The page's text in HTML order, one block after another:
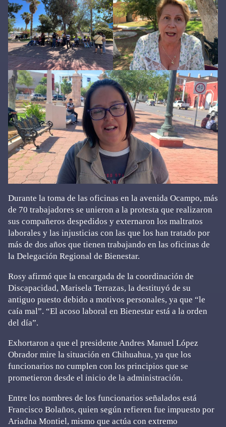
Durante la toma de las oficinas en la avenida Ocampo, más
de 70 trabajadores se unieron a la protesta que realizaron
sus compañeros despedidos y externaron los maltratos
laborales y las injusticias con las que los han tratado por
más de dos años que tienen trabajando en las oficinas de
la Delegación Regional de Bienestar.
Rosy afirmó que la encargada de la coordinación de
Discapacidad, Marisela Terrazas, la destituyó de su
antiguo puesto debido a motivos personales, ya que “le
caía mal”. “El acoso laboral en Bienestar está a la orden
del día”.
Exhortaron a que el presidente Andres Manuel López
Obrador mire la situación en Chihuahua, ya que los
funcionarios no cumplen con los principios que se
prometieron desde el inicio de la administración.
Entre los nombres de los funcionarios señalados está
Francisco Bolaños, quien según refieren fue impuesto por
Ariadna Montiel, mismo que actúa con extremo